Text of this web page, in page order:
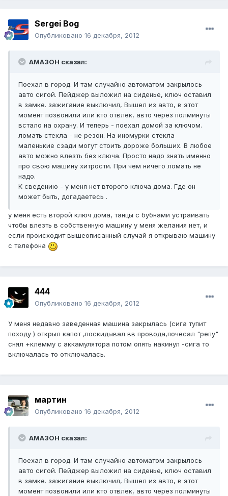
Sergei Bog
Опубликовано 16 декабря, 2012
AMA3OH сказал:
Поехал в город. И там случайно автоматом закрылось
авто сигой. Пейджер выложил на сиденье, ключ оставил
в замке. зажигание выключил, Вышел из авто, в этот
момент позвонили или кто отвлек, авто через полминуты
встало на охрану. И теперь - поехал домой за ключом.
ломать стекла - не резон. На иномурки стекла
маленькие сзади могут стоить дороже больших. В любое
авто можно влезть без ключа. Просто надо знать именно
про свою машину хитрости. При чем ничего ломать не
надо.
К сведению - у меня нет второго ключа дома. Где он
может быть, догадаетесь .
у меня есть второй ключ дома, танцы с бубнами устраивать
чтобы влезть в собственную машину у меня желания нет, и
если происходит вышеописанный случай я открываю машину
с телефона
444
Опубликовано 16 декабря, 2012
У меня недавно заведенная машина закрылась (сига тупит
походу ) открыл капот ,поскидывал вв провода,почесал "репу"
снял +клемму с аккамулятора потом опять накинул -сига то
включалась то отключалась.
мартин
Опубликовано 16 декабря, 2012
AMA3OH сказал:
Поехал в город. И там случайно автоматом закрылось
авто сигой. Пейджер выложил на сиденье, ключ оставил
в замке. зажигание выключил, Вышел из авто, в этот
момент позвонили или кто отвлек, авто через полминуты